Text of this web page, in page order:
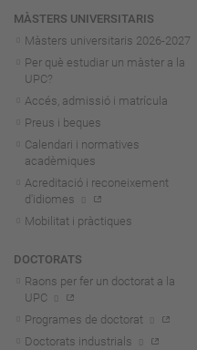
MÀSTERS UNIVERSITARIS
Màsters universitaris 2026-2027
Per què estudiar un màster a la
UPC?
Accés, admissió i matrícula
Preus i beques
Calendari i normatives
acadèmiques
Acreditació i reconeixement
d'idiomes
Mobilitat i pràctiques
DOCTORATS
Raons per fer un doctorat a la
UPC
Programes de doctorat
Doctorats industrials